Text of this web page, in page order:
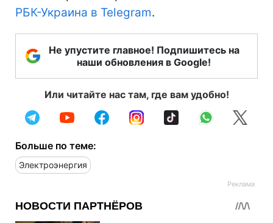
РБК-Украина в Telegram.
Не упустите главное! Подпишитесь на
наши обновления в Google!
Или читайте нас там, где вам удобно!
Больше по теме:
Электроэнергия